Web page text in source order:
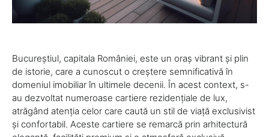
Bucureștiul, capitala României, este un oraș vibrant și plin
de istorie, care a cunoscut o creștere semnificativă în
domeniul imobiliar în ultimele decenii. În acest context, s-
au dezvoltat numeroase cartiere rezidențiale de lux,
atrăgând atenția celor care caută un stil de viață exclusivist
și confortabil. Aceste cartiere se remarcă prin arhitectură